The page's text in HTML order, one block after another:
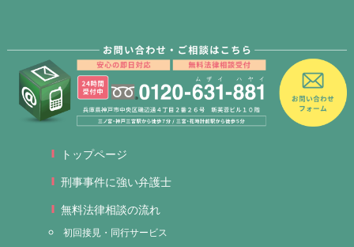
トップページ
刑事事件に強い弁護士
無料法律相談の流れ
初回接見・同行サービス